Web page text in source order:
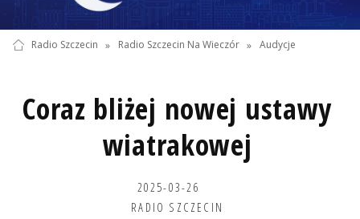
Radio Szczecin » Radio Szczecin Na Wieczór » Audycje
Coraz bliżej nowej ustawy
wiatrakowej
2025-03-26
RADIO SZCZECIN